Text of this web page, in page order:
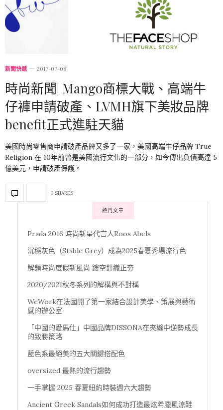
新聞快遞 2017-07-08
時尚新聞| Mango商標大戰、高端牛
仔褲申請破產、LVMH旗下美妝品牌
benefit正式進駐天貓
美國時尚零售商申請破產品牌又多了一家，美國高端牛仔品牌 True
Religion 在 10年前曾是美國流行文化的一部分，如今傳出負債高達 5
億美元，申請破產保護。
0 SHARES
熱門文章
Prada 2016 時尚新星代言人Roos Abels
沉穩灰色（Stable Grey）成為2025春夏秀場流行色
解鎖時尚度假新風尚 鏤空針織正夯
2020/2021秋冬系列的解構與不對稱
WeWork在法國開了第一家結合設計美學、策展與藝術
感的辦公室
「中國的愛馬仕」中國品牌DISSONA在夾縫中逆勢成長
的致勝策略
藍色系最絕美的五大關鍵搭配色
oversized 最熱的流行趨勢
一手掌握 2025 春夏紐約時裝週六大趨勢
Ancient Greek Sandals如何成功打造最炫希臘風涼鞋